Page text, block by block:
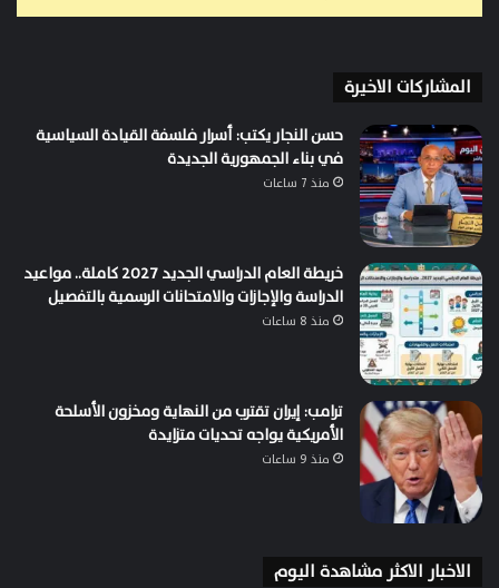
المشاركات الاخيرة
حسن النجار يكتب: أسرار فلسفة القيادة السياسية
في بناء الجمهورية الجديدة
منذ 7 ساعات
خريطة العام الدراسي الجديد 2027 كاملة.. مواعيد
الدراسة والإجازات والامتحانات الرسمية بالتفصيل
منذ 8 ساعات
ترامب: إيران تقترب من النهاية ومخزون الأسلحة
الأمريكية يواجه تحديات متزايدة
منذ 9 ساعات
الاخبار الاكثر مشاهدة اليوم